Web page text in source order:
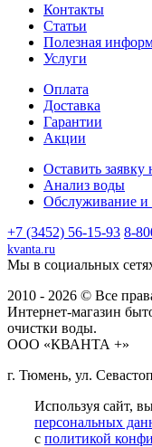
Контакты
Статьи
Полезная
Услуги
Оплата
Доставка
Гарантии
Акции
Оставить заявку
Анализ воды
Обслуживание и
+7 (3452) 56-15-93 8-
kvanta.ru
Мы в социальных
2010 - 2026 © Все
Интернет-магазин
очистки воды.
ООО «КВАНТА +»
г. Тюмень, ул.
Используя сайт,
персональных
с политикой